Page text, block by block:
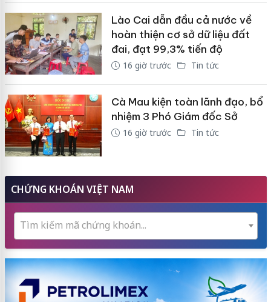
Lào Cai dẫn đầu cả nước về
hoàn thiện cơ sở dữ liệu đất
đai, đạt 99,3% tiến độ
16 giờ trước Tin tức
Cà Mau kiện toàn lãnh đạo, bổ
nhiệm 3 Phó Giám đốc Sở
16 giờ trước Tin tức
CHỨNG KHOÁN VIỆT NAM
Tìm kiếm mã chứng khoán...